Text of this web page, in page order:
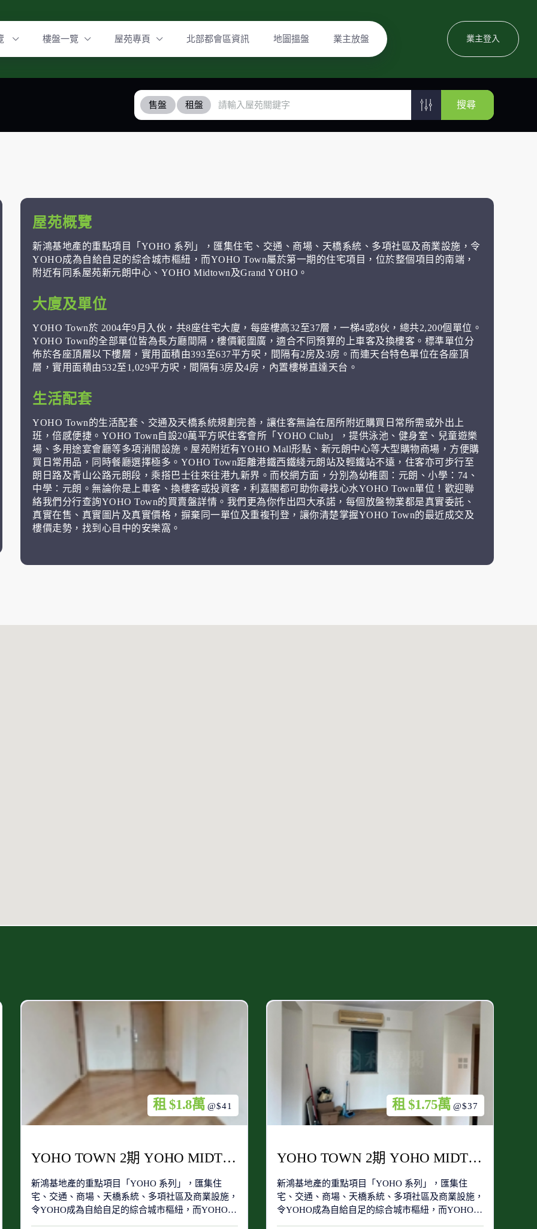
樓盤一覽 屋苑專頁 北部都會區資訊 地圖搵盤 業主放盤 業主登入
售盤 租盤 搜尋
屋苑概覽
新鴻基地產的重點項目「YOHO 系列」，匯集住宅、交通、商場、天橋系統、多項社區及商業設施，令
YOHO成為自給自足的綜合城市樞紐，而YOHO Town屬於第一期的住宅項目，位於整個項目的南端，
附近有同系屋苑新元朗中心、YOHO Midtown及Grand YOHO。
大廈及單位
YOHO Town於 2004年9月入伙，共8座住宅大廈，每座樓高32至37層，一梯4或8伙，總共2,200個單位。
YOHO Town的全部單位皆為長方廳間隔，樓價範圍廣，適合不同預算的上車客及換樓客。標準單位分
佈於各座頂層以下樓層，實用面積由393至637平方呎，間隔有2房及3房。而連天台特色單位在各座頂
層，實用面積由532至1,029平方呎，間隔有3房及4房，內置樓梯直達天台。
生活配套
YOHO Town的生活配套、交通及天橋系統規劃完善，讓住客無論在居所附近購買日常所需或外出上
班，倍感便捷。YOHO Town自設20萬平方呎住客會所「YOHO Club」，提供泳池、健身室、兒童遊樂
場、多用途宴會廳等多項消閒設施。屋苑附近有YOHO Mall形點、新元朗中心等大型購物商場，方便購
買日常用品，同時餐廳選擇極多。YOHO Town距離港鐵西鐵綫元朗站及輕鐵站不遠，住客亦可步行至
朗日路及青山公路元朗段，乘搭巴士往來往港九新界。而校網方面，分別為幼稚園：元朗、小學：74、
中學：元朗。無論你是上車客、換樓客或投資客，利嘉閣都可助你尋找心水YOHO Town單位！歡迎聯
絡我們分行查詢YOHO Town的買賣盤詳情。我們更為你作出四大承諾，每個放盤物業都是真實委託、
真實在售、真實圖片及真實價格，摒棄同一單位及重複刊登，讓你清楚掌握YOHO Town的最近成交及
樓價走勢，找到心目中的安樂窩。
YOHO TOWN 2期 YOHO MIDTOWN 2座 極高層 A室
新鴻基地產的重點項目「YOHO 系列」，匯集住
宅、交通、商場、天橋系統、多項社區及商業設施，
令YOHO成為自給自足的綜合城市樞紐，而YOHO
Town屬於第一期的住宅項目，位於整個項目的南
租 $1.8萬 @$41
YOHO TOWN 2期 YOHO MIDTOWN 2座 低層 F室
新鴻基地產的重點項目「YOHO 系列」，匯集住
宅、交通、商場、天橋系統、多項社區及商業設施，
令YOHO成為自給自足的綜合城市樞紐，而YOHO
Town屬於第一期的住宅項目，位於整個項目的南
租 $1.75萬 @$37